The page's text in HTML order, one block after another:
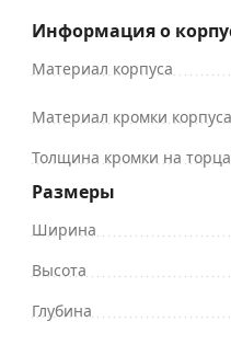
Информация о
Материал корпуса
Материал кромки корпуса
Толщина кромки на
Размеры
Ширина
Высота
Глубина